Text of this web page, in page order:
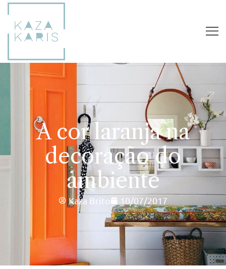
A cor laranja na
decoração do
ambiente
Kaza Brito 10/07/2017